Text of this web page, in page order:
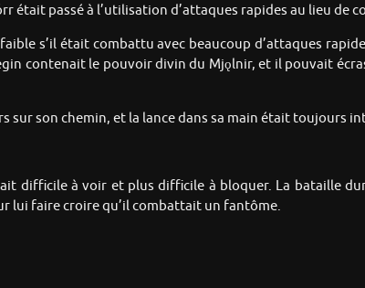
était passé à l’utilisation d’attaques rapides au lieu de
s’il était combattu avec beaucoup d’attaques
contenait le pouvoir divin du Mjǫlnir, et il pouvait
sur son chemin, et la lance dans sa main était toujours
difficile à voir et plus difficile à bloquer. La bataille
lui faire croire qu’il combattait un fantôme.